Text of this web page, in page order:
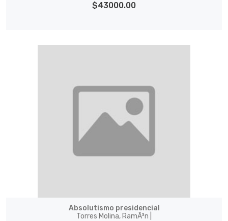
$43000.00
Absolutismo presidencial
Torres Molina, RamÃ³n |